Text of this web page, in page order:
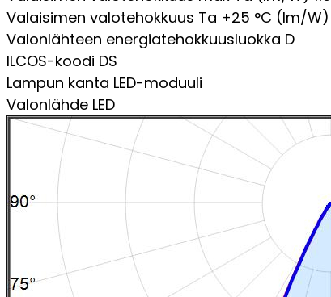
Valaisimen valotehokkuus Ta +25 °C (lm/W)
Valonlähteen energiatehokkuusluokka D
ILCOS-koodi DS
Lampun kanta LED-moduuli
Valonlähde LED